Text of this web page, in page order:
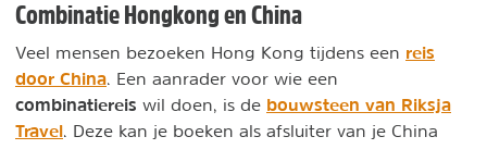
Combinatie Hongkong en China
Veel mensen bezoeken Hong Kong tijdens een reis
door China . Een aanrader voor wie een
combinatiereis wil doen, is de bouwsteen van Riksja
Travel . Deze kan je boeken als afsluiter van je China